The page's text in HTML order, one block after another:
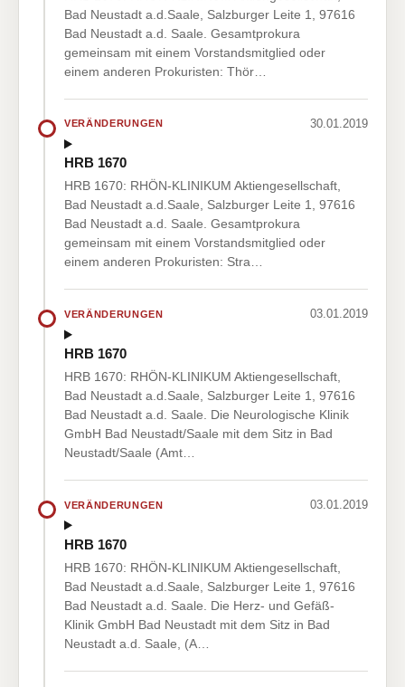
Bad Neustadt a.d.Saale, Salzburger Leite 1, 97616
Bad Neustadt a.d. Saale. Gesamtprokura
gemeinsam mit einem Vorstandsmitglied oder
einem anderen Prokuristen: Thör…
VERÄNDERUNGEN 30.01.2019
HRB 1670
HRB 1670: RHÖN-KLINIKUM Aktiengesellschaft,
Bad Neustadt a.d.Saale, Salzburger Leite 1, 97616
Bad Neustadt a.d. Saale. Gesamtprokura
gemeinsam mit einem Vorstandsmitglied oder
einem anderen Prokuristen: Stra…
VERÄNDERUNGEN 03.01.2019
HRB 1670
HRB 1670: RHÖN-KLINIKUM Aktiengesellschaft,
Bad Neustadt a.d.Saale, Salzburger Leite 1, 97616
Bad Neustadt a.d. Saale. Die Neurologische Klinik
GmbH Bad Neustadt/Saale mit dem Sitz in Bad
Neustadt/Saale (Amt…
VERÄNDERUNGEN 03.01.2019
HRB 1670
HRB 1670: RHÖN-KLINIKUM Aktiengesellschaft,
Bad Neustadt a.d.Saale, Salzburger Leite 1, 97616
Bad Neustadt a.d. Saale. Die Herz- und Gefäß-
Klinik GmbH Bad Neustadt mit dem Sitz in Bad
Neustadt a.d. Saale, (A…